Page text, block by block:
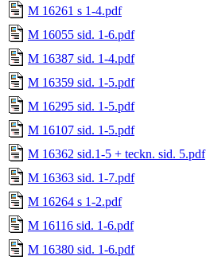
M 16261 s 1-4.pdf
M 16055 sid. 1-6.pdf
M 16387 sid. 1-4.pdf
M 16359 sid. 1-5.pdf
M 16295 sid. 1-5.pdf
M 16107 sid. 1-5.pdf
M 16362 sid.1-5 + teckn. sid. 5.pdf
M 16363 sid. 1-7.pdf
M 16264 s 1-2.pdf
M 16116 sid. 1-6.pdf
M 16380 sid. 1-6.pdf